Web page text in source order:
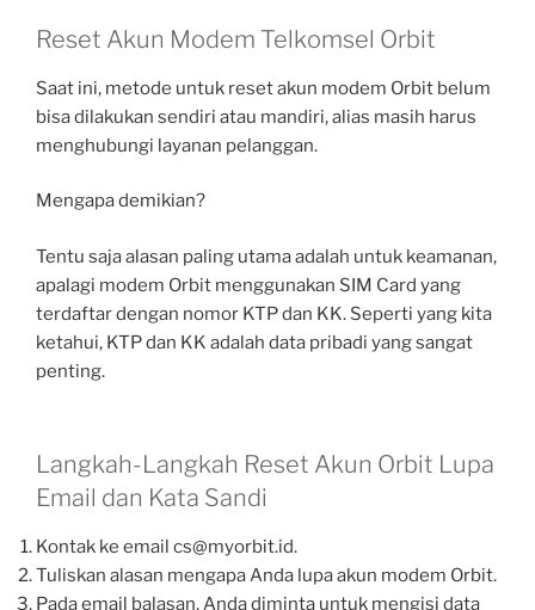
Reset Akun Modem Telkomsel Orbit
Saat ini, metode untuk reset akun modem Orbit belum
bisa dilakukan sendiri atau mandiri, alias masih harus
menghubungi layanan pelanggan.
Mengapa demikian?
Tentu saja alasan paling utama adalah untuk keamanan,
apalagi modem Orbit menggunakan SIM Card yang
terdaftar dengan nomor KTP dan KK. Seperti yang kita
ketahui, KTP dan KK adalah data pribadi yang sangat
penting.
Langkah-Langkah Reset Akun Orbit Lupa
Email dan Kata Sandi
Kontak ke email cs@myorbit.id.
Tuliskan alasan mengapa Anda lupa akun modem Orbit.
Pada email balasan, Anda diminta untuk mengisi data